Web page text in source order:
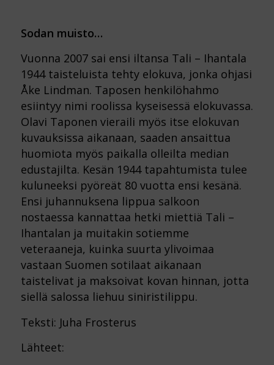
Sodan muisto…
Vuonna 2007 sai ensi iltansa Tali – Ihantala
1944 taisteluista tehty elokuva, jonka ohjasi
Åke Lindman. Taposen henkilöhahmo
esiintyy nimi roolissa kyseisessä elokuvassa.
Olavi Taponen vieraili myös itse elokuvan
kuvauksissa aikanaan, saaden ansaittua
huomiota myös paikalla olleilta median
edustajilta. Kesän 1944 tapahtumista tulee
kuluneeksi pyöreät 80 vuotta ensi kesänä.
Ensi juhannuksena lippua salkoon
nostaessa kannattaa hetki miettiä Tali –
Ihantalan ja muitakin sotiemme
veteraaneja, kuinka suurta ylivoimaa
vastaan Suomen sotilaat aikanaan
taistelivat ja maksoivat kovan hinnan, jotta
siellä salossa liehuu siniristilippu.
Teksti: Juha Frosterus
Lähteet: